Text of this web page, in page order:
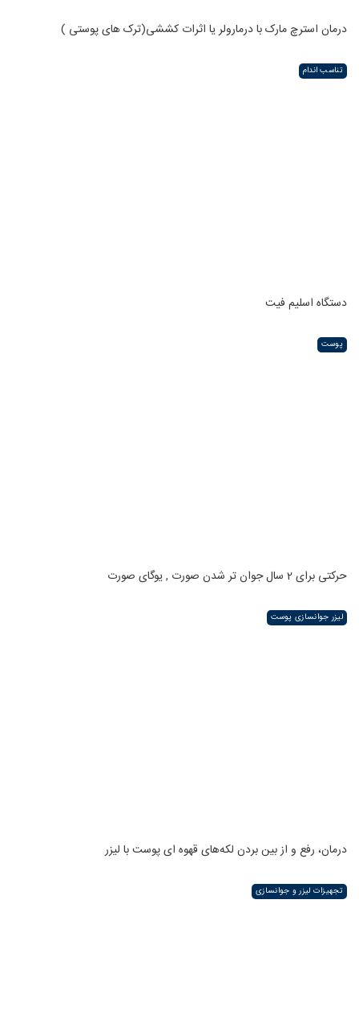
درمان استرچ مارک با درمارولر یا اثرات کششی(ترک های پوستی )
تناسب اندام
دستگاه اسلیم فیت
پوست
حرکتی برای 2 سال جوان تر شدن صورت , یوگای صورت
لیزر جوانسازی پوست
درمان، رفع و از بین بردن لکه‌های قهوه ای پوست با لیزر
تجهیزات لیزر و جوانسازی